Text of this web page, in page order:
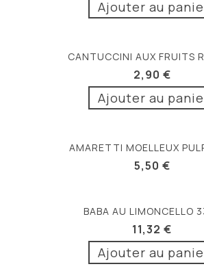
Ajouter au
CANTUCCINI AUX FRUITS
2,90 €
Ajouter au
AMARETTI MOELLEUX
5,50 €
BABA AU LIMONCELLO
11,32 €
Ajouter au